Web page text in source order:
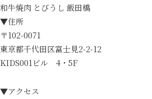
和牛焼肉 とびうし 飯田橋
▼住所
〒102-0071
東京都千代田区富士見2-2-12
KIDS001ビル 4・5F
▼アクセス